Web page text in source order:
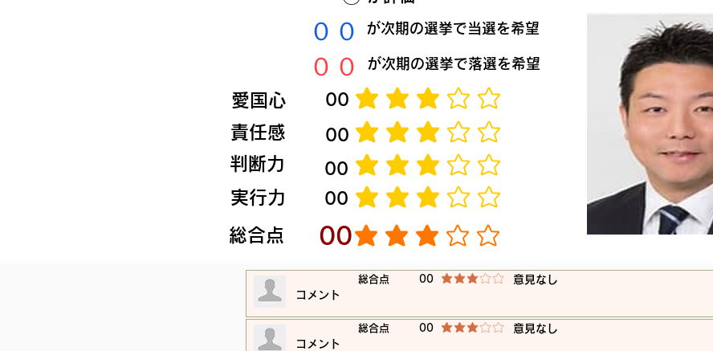
​００ ​が次期の選挙で当選を希望
​００ ​が次期の選挙で落選を希望
​愛国心 ​00 平均評価 3 /5
​責任感 ​00 平均評価 3 /5
​判断力 ​00 平均評価 3 /5
​実行力 ​00 平均評価 3 /5
​総合点 ​00 平均評価 3 /5
​総合点 00 平均評価 3 /5 ​意見なし
​コメント
​総合点 00 平均評価 3 /5 ​意見なし
​コメント